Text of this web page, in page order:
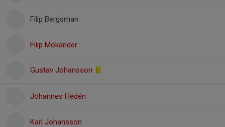
Filip Bergsman
Filip Mökander
Gustav Johansson
Johannes Hedén
Karl Johansson